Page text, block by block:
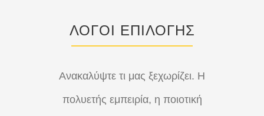
ΛΟΓΟΙ ΕΠΙΛΟΓΗΣ
Ανακαλύψτε τι μας ξεχωρίζει. Η
πολυετής εμπειρία, η ποιοτική